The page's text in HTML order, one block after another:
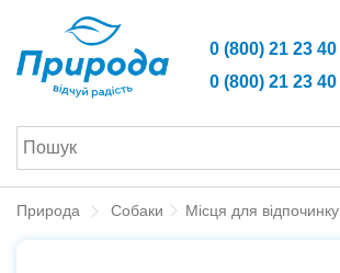
0 (800) 21 23 40
0 (800) 21 23 40
Природа Собаки Місця для відпочинку